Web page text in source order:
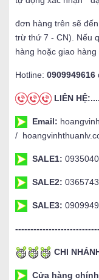
đơn hàng trên sẽ
trừ thứ 7 - CN). Nếu
hàng hoặc giao
Hotline: 0909949616
LIÊN
Email:
/
SALE1:
SALE2:
SALE3:
CHI
Cửa hàng